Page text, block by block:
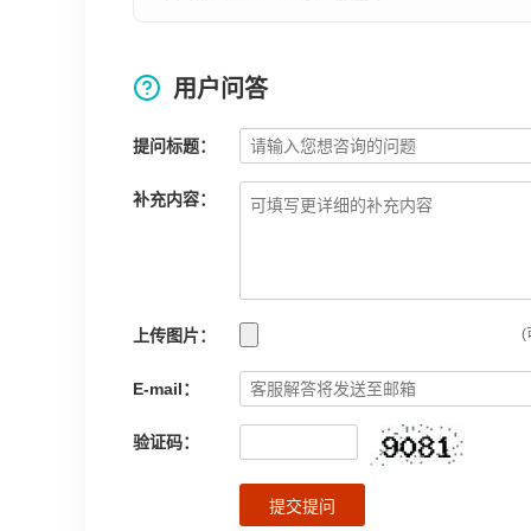
用户问答
提问标题：
补充内容：
上传图片： (
E-mail：
验证码：
提交提问